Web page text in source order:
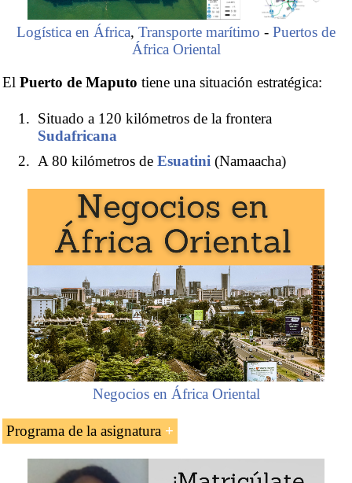
Logística en África, Transporte marítimo - Puertos de
África Oriental
El Puerto de Maputo tiene una situación estratégica:
Situado a 120 kilómetros de la frontera
Sudafricana
A 80 kilómetros de Esuatini (Namaacha)
Negocios en África Oriental
Programa de la asignatura
Introducción a los puertos de Mozambique